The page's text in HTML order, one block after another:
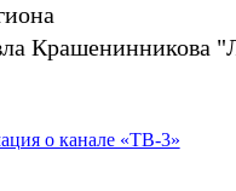
Крашенинникова
о канале «ТВ-3»